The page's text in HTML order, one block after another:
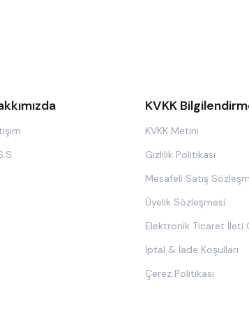
KVKK
KVKK Metini
Gizlilik Politikası
Mesafeli Satış
Üyelik Sözleşmesi
Elektronik Ticaret İleti
İptal & İade Koşulları
Çerez Politikası